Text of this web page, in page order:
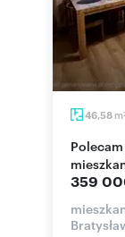
46,58 m
Polecam przestronne 3-pokojowe
359